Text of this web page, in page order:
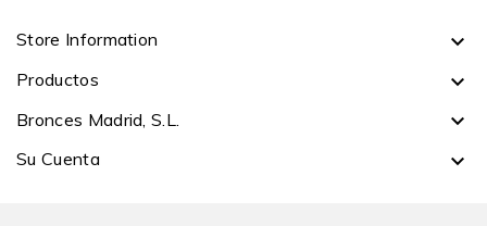
Store Information 
Productos 
Bronces Madrid, S.L. 
Su Cuenta 